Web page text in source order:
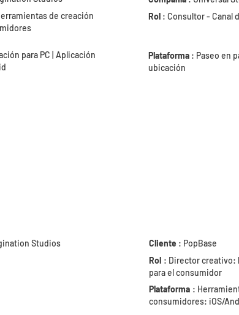
de creación
para PC | Aplicación
Studios
Rol : Consultor - Canal
Plataforma : Paseo en
ubicación
Cliente : PopBase
Rol : Director creativo:
para el consumidor
Plataforma :
consumidores: iOS/